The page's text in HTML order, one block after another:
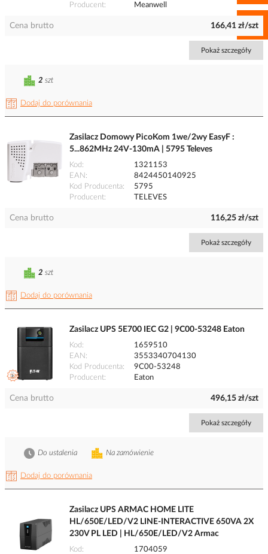
Producent
Meanwell
Cena brutto 166,41 zł/szt
Pokaż szczegóły
Dodaj do porównania
2 szt
Zasilacz Domowy PicoKom 1we/2wy EasyF :
5...862MHz 24V-130mA | 5795 Televes
Kod
1321153
EAN
8424450140925
Kod Producenta
5795
Producent
TELEVES
Cena brutto 116,25 zł/szt
Pokaż szczegóły
Dodaj do porównania
2 szt
Zasilacz UPS 5E700 IEC G2 | 9C00-53248 Eaton
Kod
1659510
EAN
3553340704130
Kod Producenta
9C00-53248
Producent
Eaton
Cena brutto 496,15 zł/szt
Pokaż szczegóły
Dodaj do porównania
Na zamówienie
Do ustalenia
Zasilacz UPS ARMAC HOME LITE
HL/650E/LED/V2 LINE-INTERACTIVE 650VA 2X
230V PL LED | HL/650E/LED/V2 Armac
Kod 1704059